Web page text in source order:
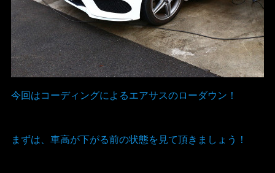
今回はコーディングによるエアサスのローダウン！
まずは、車高が下がる前の状態を見て頂きましょう！